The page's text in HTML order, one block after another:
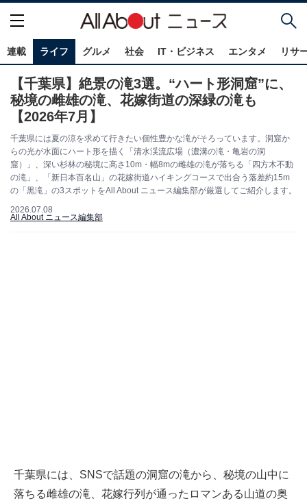
連載 ライフ グルメ 社会 IT・ビジネス エンタメ リサ
【千葉県】絶景の滝3選。“ハート形洞窟”に、
秘境の雌雄の滝、花嫁街道の深緑の滝も
【2026年7月】
千葉県には夏の涼を求めて行きたい個性豊かな滝がそろっています。洞窟か
らの光が水面にハート形を描く「清水渓流広場（濃溝の滝・亀岩の洞
窟）」、深い杉林の秘境に高さ10m・幅8mの雌雄の滝が落ちる「四方木不動
の滝」、「新日本百名山」の花嫁街道ハイキングコースで出合う落差約15m
の「黒滝」の3スポットをAll About ニュース編集部が厳選してご紹介します。
2026.07.08
All About ニュース編集部
千葉県には、SNSで話題の洞窟の滝から、秘境の山中に
落ちる雌雄の滝、花嫁行列が通ったロマンある山道の奥